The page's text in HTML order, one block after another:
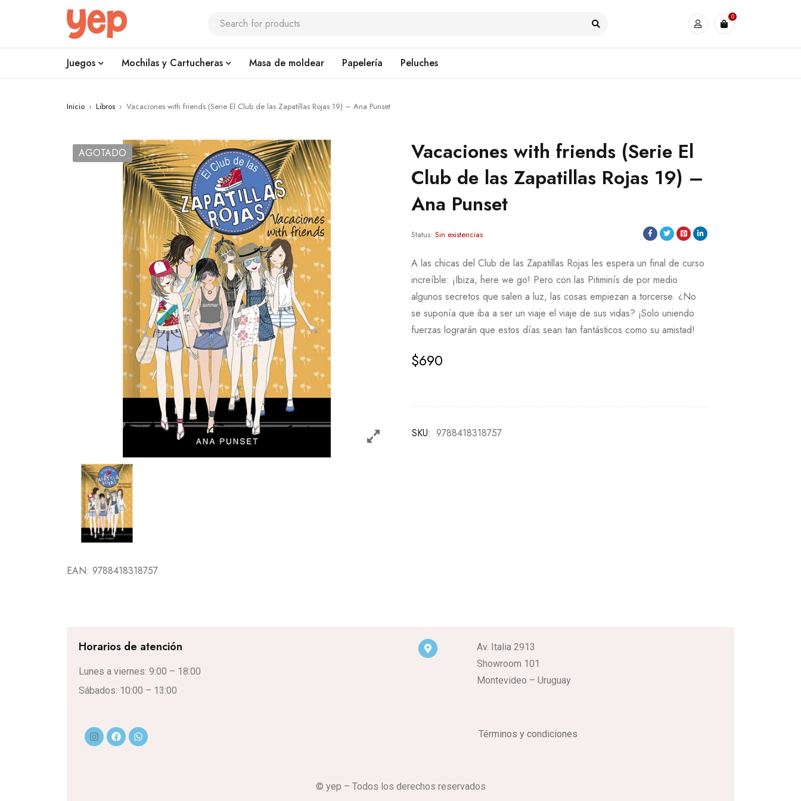
0
Juegos Mochilas y Cartucheras Masa de moldear Papelería Peluches
Inicio › Libros › Vacaciones with friends (Serie El Club de las Zapatillas Rojas 19) – Ana Punset
AGOTADO
Vacaciones with friends (Serie El
Club de las Zapatillas Rojas 19) –
Ana Punset
Status: Sin existencias
A las chicas del Club de las Zapatillas Rojas les espera un final de curso
increíble: ¡Ibiza, here we go! Pero con las Pitiminís de por medio
algunos secretos que salen a luz, las cosas empiezan a torcerse. ¿No
se suponía que iba a ser un viaje el viaje de sus vidas? ¡Solo uniendo
fuerzas lograrán que estos días sean tan fantásticos como su amistad!
$690
SKU: ‎ 9788418318757
EAN: 9788418318757
Horarios de atención
Lunes a viernes: 9:00 – 18:00
Sábados: 10:00 – 13:00
Av. Italia 2913
Showroom 101
Montevideo – Uruguay
Términos y condiciones
© yep – Todos los derechos reservados